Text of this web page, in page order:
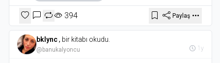
394 Paylaş
bklync, bir kitabı okudu.
@banukalyoncu 1y